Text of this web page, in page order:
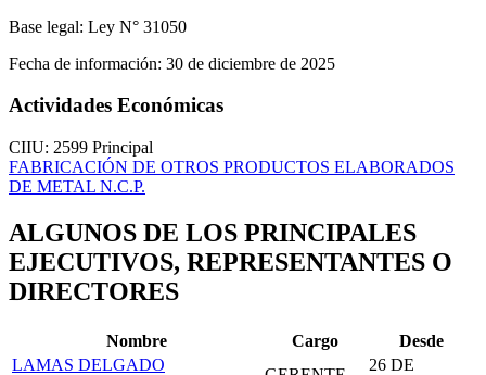
Base legal: Ley N° 31050
Fecha de información: 30 de diciembre de 2025
Actividades Económicas
CIIU: 2599 Principal
FABRICACIÓN DE OTROS PRODUCTOS ELABORADOS
DE METAL N.C.P.
ALGUNOS DE LOS PRINCIPALES
EJECUTIVOS, REPRESENTANTES O
DIRECTORES
Nombre Cargo
Desde
LAMAS DELGADO
26 DE